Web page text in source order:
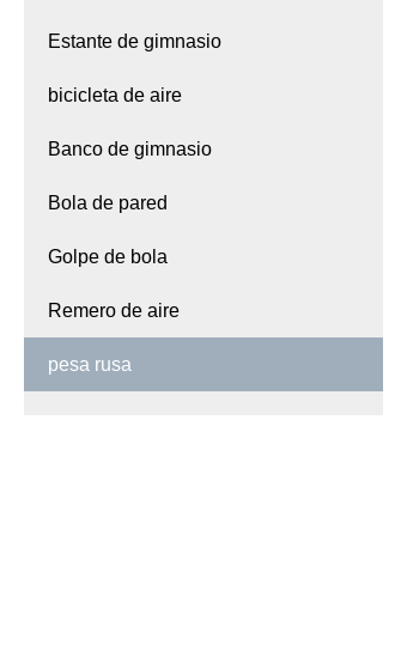
Estante de gimnasio
bicicleta de aire
Banco de gimnasio
Bola de pared
Golpe de bola
Remero de aire
pesa rusa